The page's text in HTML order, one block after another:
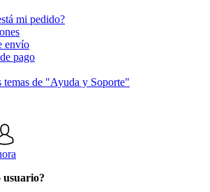
mi pedido?
envío
pago
temas de "Ayuda y Soporte"
usuario?